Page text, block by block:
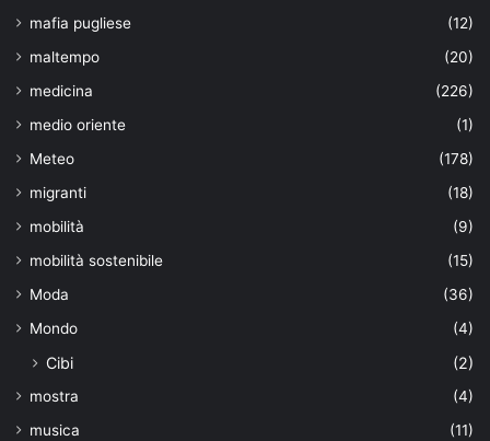
mafia pugliese
(12)
maltempo
(20)
medicina
(226)
medio oriente
(1)
Meteo
(178)
migranti
(18)
mobilità
(9)
mobilità sostenibile
(15)
Moda
(36)
Mondo
(4)
Cibi (2)
mostra
(4)
musica
(11)